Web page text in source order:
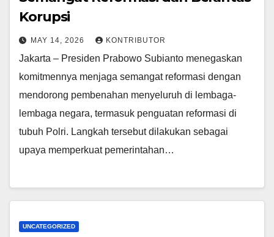
Korupsi
MAY 14, 2026 KONTRIBUTOR
Jakarta – Presiden Prabowo Subianto menegaskan
komitmennya menjaga semangat reformasi dengan
mendorong pembenahan menyeluruh di lembaga-
lembaga negara, termasuk penguatan reformasi di
tubuh Polri. Langkah tersebut dilakukan sebagai
upaya memperkuat pemerintahan…
UNCATEGORIZED